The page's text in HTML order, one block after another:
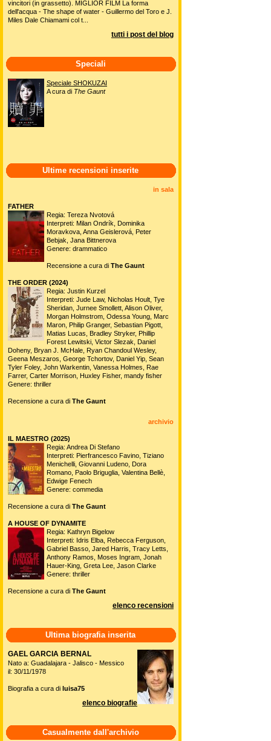
vincitori (in grassetto). MIGLIOR FILM La forma
dell'acqua - The shape of water - Guillermo del Toro e J.
Miles Dale Chiamami col t...
tutti i post del blog
Speciali
Speciale SHOKUZAI
A cura di The Gaunt
Ultime recensioni inserite
in sala
FATHER
Regia: Tereza Nvotová
Interpreti: Milan Ondrík, Dominika
Moravkova, Anna Geislerová, Peter
Bebjak, Jana Bittnerova
Genere: drammatico
Recensione a cura di The Gaunt
THE ORDER (2024)
Regia: Justin Kurzel
Interpreti: Jude Law, Nicholas Hoult, Tye
Sheridan, Jurnee Smollett, Alison Oliver,
Morgan Holmstrom, Odessa Young, Marc
Maron, Philip Granger, Sebastian Pigott,
Matias Lucas, Bradley Stryker, Phillip
Forest Lewitski, Victor Slezak, Daniel
Doheny, Bryan J. McHale, Ryan Chandoul Wesley,
Geena Meszaros, George Tchortov, Daniel Yip, Sean
Tyler Foley, John Warkentin, Vanessa Holmes, Rae
Farrer, Carter Morrison, Huxley Fisher, mandy fisher
Genere: thriller
Recensione a cura di The Gaunt
archivio
IL MAESTRO (2025)
Regia: Andrea Di Stefano
Interpreti: Pierfrancesco Favino, Tiziano
Menichelli, Giovanni Ludeno, Dora
Romano, Paolo Briguglia, Valentina Bellè,
Edwige Fenech
Genere: commedia
Recensione a cura di The Gaunt
A HOUSE OF DYNAMITE
Regia: Kathryn Bigelow
Interpreti: Idris Elba, Rebecca Ferguson,
Gabriel Basso, Jared Harris, Tracy Letts,
Anthony Ramos, Moses Ingram, Jonah
Hauer-King, Greta Lee, Jason Clarke
Genere: thriller
Recensione a cura di The Gaunt
elenco recensioni
Ultima biografia inserita
GAEL GARCIA BERNAL
Nato a: Guadalajara - Jalisco - Messico
il: 30/11/1978
Biografia a cura di luisa75
elenco biografie
Casualmente dall'archivio